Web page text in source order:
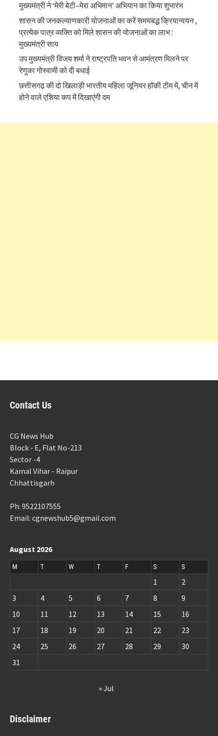
मुख्यमंत्री ने ‘मेरी बेटी–मेरा अभिमान’ अभियान का किया शुभारंभ
शासन की जनकल्याणकारी योजनाओं का करें समयबद्ध क्रियान्वयन ,
प्रत्येक पात्र व्यक्ति को मिले शासन की योजनाओं का लाभ :
मुख्यमंत्री साय
उप मुख्यमंत्री विजय शर्मा ने राष्ट्रपति भवन से आमंत्रण मिलने पर
रेणुका गोस्वामी को दी बधाई
छत्तीसगढ़ की दो खिलाड़ी भारतीय महिला जूनियर हॉकी टीम में, चीन में
होने वाले एशिया कप में दिखाएंगी दम
Contact Us
CG News Hub
Block - E, Flat No-213
Sector -4
Kamal Vihar - Raipur
Chhattisgarh
Ph: 9522107555
Email: cgnewshub5@gmail.com
August 2026
M T W T F S S
1
2
3
4 5 6 7 8
9
10
11 12 13 14 15
16
17
18 19 20 21 22
23
24
25 26 27 28 29
30
31
« Jul
Disclaimer